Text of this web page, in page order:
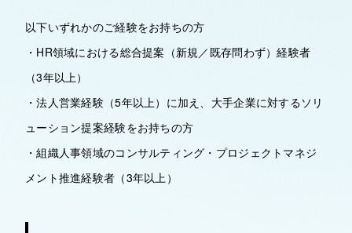
以下いずれかのご経験をお持ちの方
・HR領域における総合提案（新規／既存問わず）経験者
（3年以上）
・法人営業経験（5年以上）に加え、大手企業に対するソリ
ューション提案経験をお持ちの方
・組織人事領域のコンサルティング・プロジェクトマネジ
メント推進経験者（3年以上）